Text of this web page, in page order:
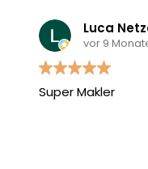
Luca
vor 9
Super Makler